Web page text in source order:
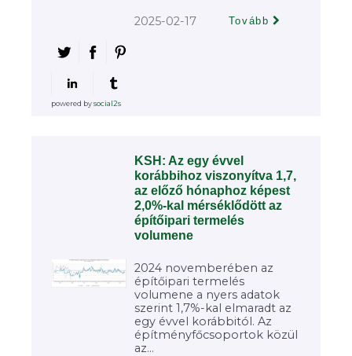
2025-02-17 Tovább
powered bysocial2s
KSH: Az egy évvel
korábbihoz viszonyítva 1,7,
az előző hónaphoz képest
2,0%-kal mérséklődött az
építőipari termelés
volumene
2024 novemberében az
építőipari termelés
volumene a nyers adatok
szerint 1,7%-kal elmaradt az
egy évvel korábbitól. Az
építményfőcsoportok közül
az...